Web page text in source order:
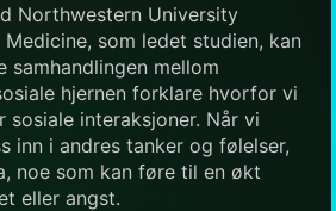
Northwestern University
som ledet studien, kan
samhandlingen mellom
hjernen forklare hvorfor vi
sosiale interaksjoner. Når vi
inn i andres tanker og følelser,
noe som kan føre til en økt
eller angst.